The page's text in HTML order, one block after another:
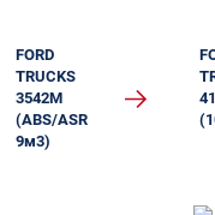
FORD
TRUCKS
3542M
(ABS/ASR
9м3)